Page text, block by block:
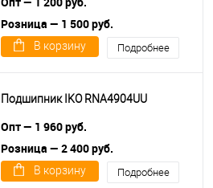
Розница — 1 500 руб.
В корзину Подробнее
Подшипник IKO RNA4904UU
Опт — 1 960 руб.
Розница — 2 400 руб.
В корзину Подробнее